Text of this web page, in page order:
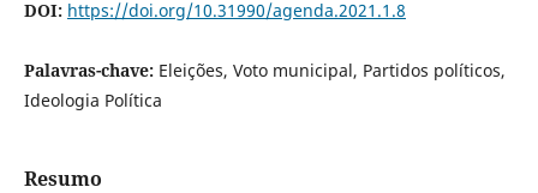
DOI: https://doi.org/10.31990/agenda.2021.1.8
Palavras-chave: Eleições, Voto municipal, Partidos políticos,
Ideologia Política
Resumo